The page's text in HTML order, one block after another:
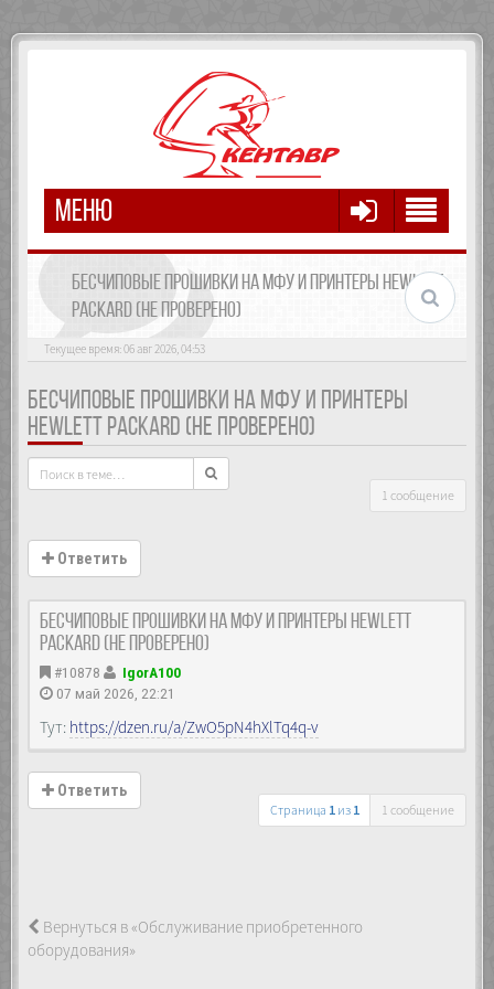
МЕНЮ
БЕСЧИПОВЫЕ ПРОШИВКИ НА МФУ И ПРИНТЕРЫ HEWLETT
PACKARD (НЕ ПРОВЕРЕНО)
Текущее время: 06 авг 2026, 04:53
БЕСЧИПОВЫЕ ПРОШИВКИ НА МФУ И ПРИНТЕРЫ
HEWLETT PACKARD (НЕ ПРОВЕРЕНО)
1 сообщение
Ответить
Бесчиповые прошивки на МФУ и принтеры Hewlett
Packard (не проверено)
#10878
IgorA100
07 май 2026, 22:21
Тут: https://dzen.ru/a/ZwO5pN4hXlTq4q-v
Ответить
Страница 1из 1 1 сообщение
Вернуться в «Обслуживание приобретенного
оборудования»